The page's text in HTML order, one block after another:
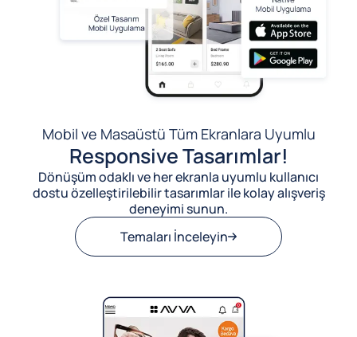
Mobil ve Masaüstü Tüm Ekranlara Uyumlu
Responsive Tasarımlar!
Dönüşüm odaklı ve her ekranla uyumlu kullanıcı
dostu özelleştirilebilir tasarımlar ile kolay alışveriş
deneyimi sunun.
Temaları İnceleyin